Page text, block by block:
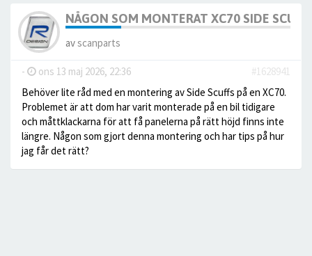
NÅGON SOM MONTERAT XC70 SIDE
avscanparts
- ons 13 maj 2026, 22:36
#1628941
Behöver lite råd med en montering av Side Scuffs på en XC70.
Problemet är att dom har varit monterade på en bil tidigare
och måttklackarna för att få panelerna på rätt höjd finns inte
längre. Någon som gjort denna montering och har tips på hur
jag får det rätt?